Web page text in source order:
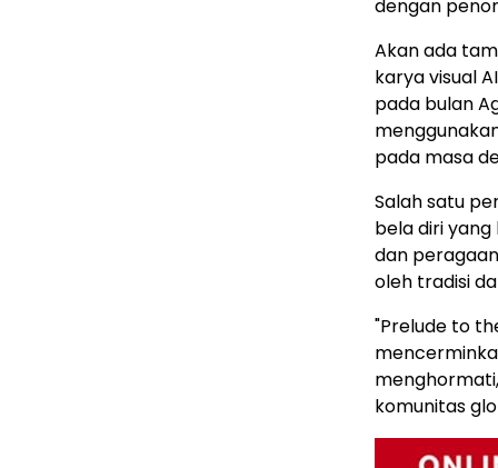
dengan
Akan ada
karya visual
pada bulan
pada masa
Salah satu
bela diri
dan
oleh tradisi
"Prelude to
komunitas